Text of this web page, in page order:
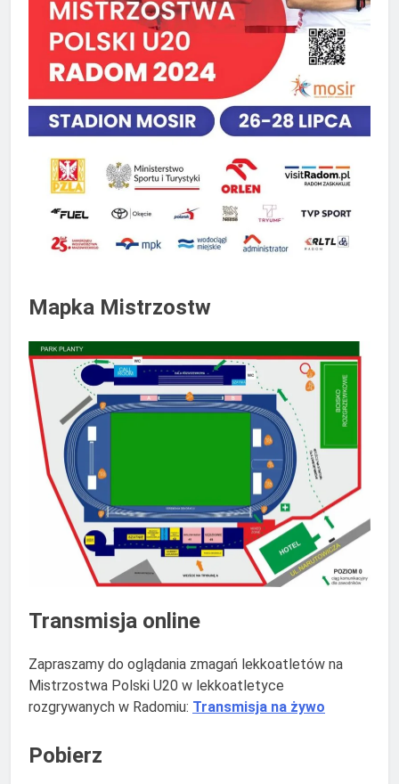
Mapka Mistrzostw
Transmisja online
Zapraszamy do oglądania zmagań lekkoatletów na
Mistrzostwa Polski U20 w lekkoatletyce
rozgrywanych w Radomiu: Transmisja na żywo
Pobierz